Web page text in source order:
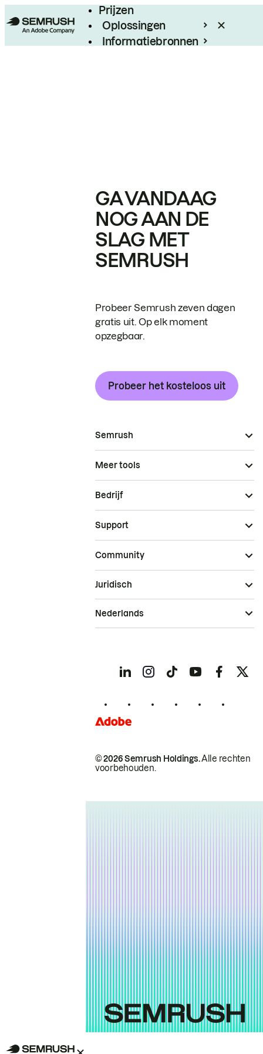
Prijzen
Oplossingen
Informatiebronnen
GA VANDAAG
NOG AAN DE
SLAG MET
SEMRUSH
Probeer Semrush zeven dagen
gratis uit. Op elk moment
opzegbaar.
Probeer het kosteloos uit
Semrush
Meer tools
Bedrijf
Support
Community
© 2026 Semrush Holdings.Alle rechten
voorbehouden.
Juridisch
Nederlands